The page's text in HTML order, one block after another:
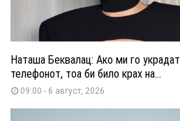
Наташа Беквалац: Ако ми го украдат
телефонот, тоа би било крах на...
09:00 - 6 август, 2026